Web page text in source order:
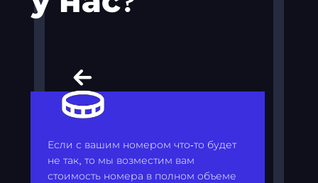
Если с вашим номером что-то будет
не так, то мы возместим вам
стоимость номера в полном объеме